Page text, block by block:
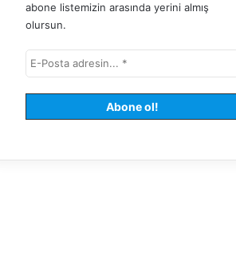
abone listemizin arasında yerini almış
olursun.